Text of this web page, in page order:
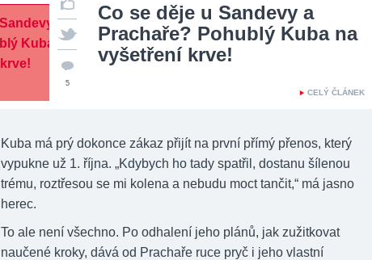
Co se děje u Sandevy a
Prachaře? Pohublý Kuba na
vyšetření krve!
CELÝ ČLÁNEK
5
Kuba má prý dokonce zákaz přijít na první přímý přenos, který
vypukne už 1. října. „Kdybych ho tady spatřil, dostanu šílenou
trému, roztřesou se mi kolena a nebudu moct tančit,“ má jasno
herec.
To ale není všechno. Po odhalení jeho plánů, jak zužitkovat
naučené kroky, dává od Prachaře ruce pryč i jeho vlastní